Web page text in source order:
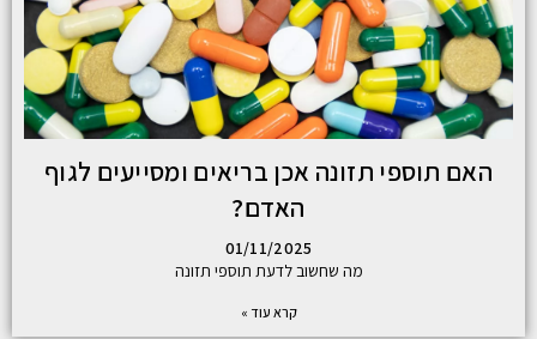
האם תוספי תזונה אכן בריאים ומסייעים לגוף
האדם?
01/11/2025
מה שחשוב לדעת תוספי תזונה
קרא עוד »